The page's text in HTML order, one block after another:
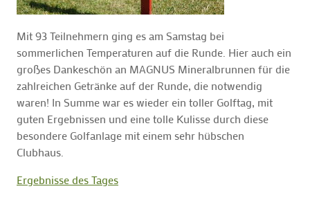
Mit 93 Teilnehmern ging es am Samstag bei
sommerlichen Temperaturen auf die Runde. Hier auch ein
großes Dankeschön an MAGNUS Mineralbrunnen für die
zahlreichen Getränke auf der Runde, die notwendig
waren! In Summe war es wieder ein toller Golftag, mit
guten Ergebnissen und eine tolle Kulisse durch diese
besondere Golfanlage mit einem sehr hübschen
Clubhaus.
Ergebnisse des Tages